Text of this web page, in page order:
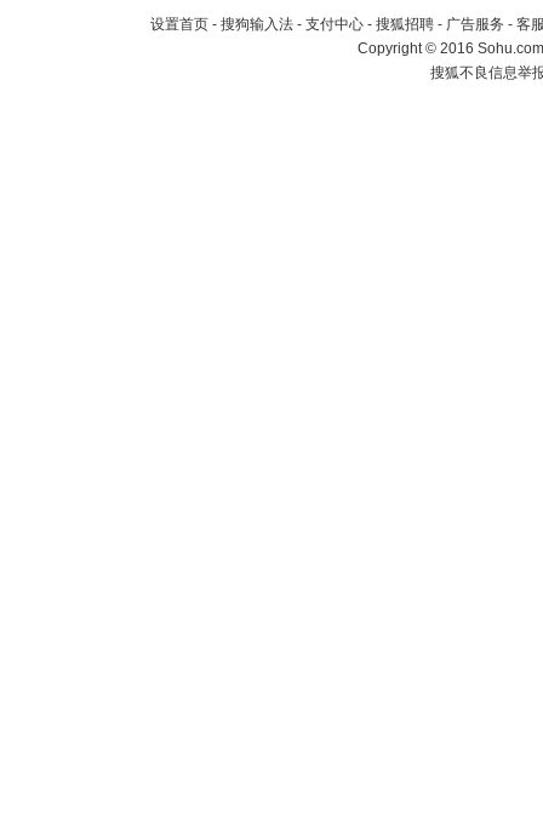
设置首页 - 搜狗输入法 - 支付中心 - 搜狐招聘 - 广告服务 - 客
Copyright©2016
搜狐不良信息举